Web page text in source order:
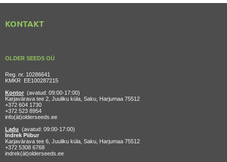
KONTAKT
OLDER SEEDS OÜ
Reg. nr. 10286641
KMKR EE100287215
Kontor (avatud: 09:00-17:00)
Karjavärava tee 2, Juuliku küla, Saku, Harjumaa 75512
+372 604 1730
+372 523 8954
info(ät)olderseeds.ee
Ladu (avatud: 09:00-17:00)
Indrek Piibur
Karjavärava tee 6, Juuliku küla, Saku, Harjumaa 75512
+372 5308 6768
indrek(ät)olderseeds.ee